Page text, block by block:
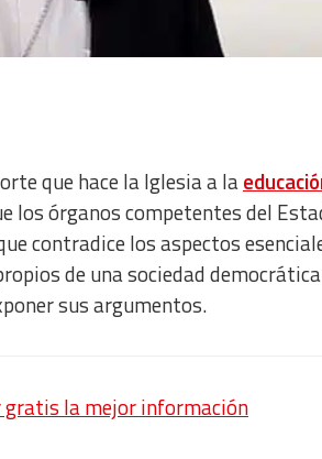
que hace la Iglesia a la
los órganos competentes del
contradice los aspectos
de una sociedad
sus argumentos.
gratis la mejor información